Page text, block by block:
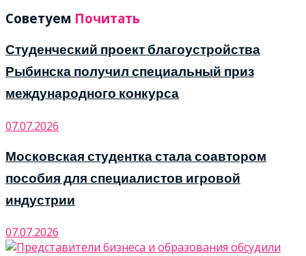
Советуем Почитать
Студенческий проект благоустройства
Рыбинска получил специальный приз
международного конкурса
07.07.2026
Московская студентка стала соавтором
пособия для специалистов игровой
индустрии
07.07.2026